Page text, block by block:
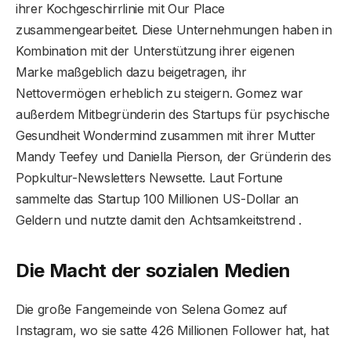
ihrer Kochgeschirrlinie mit Our Place
zusammengearbeitet. Diese Unternehmungen haben in
Kombination mit der Unterstützung ihrer eigenen
Marke maßgeblich dazu beigetragen, ihr
Nettovermögen erheblich zu steigern. Gomez war
außerdem Mitbegründerin des Startups für psychische
Gesundheit Wondermind zusammen mit ihrer Mutter
Mandy Teefey und Daniella Pierson, der Gründerin des
Popkultur-Newsletters Newsette. Laut Fortune
sammelte das Startup 100 Millionen US-Dollar an
Geldern und nutzte damit den Achtsamkeitstrend .
Die Macht der sozialen Medien
Die große Fangemeinde von Selena Gomez auf
Instagram, wo sie satte 426 Millionen Follower hat, hat